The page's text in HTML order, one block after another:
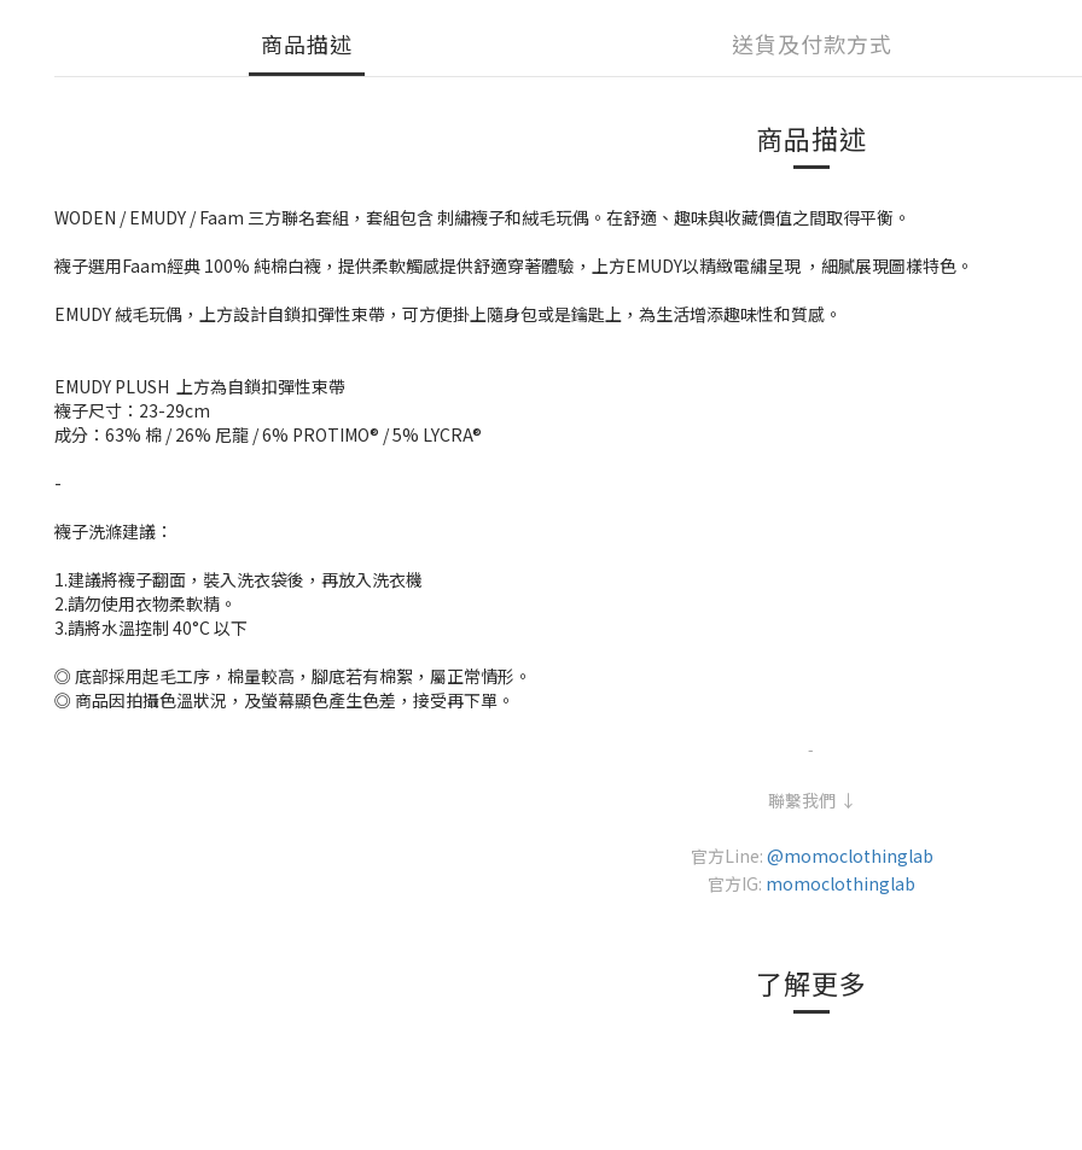
商品描述 送貨及付款方式
商品描述
WODEN / EMUDY / Faam 三方聯名套組，套組包含 刺繡襪子和絨毛玩偶。在舒適、趣味與收藏價值之間取得平衡。
襪子選用Faam經典 100% 純棉白襪，提供柔軟觸感提供舒適穿著體驗，上方EMUDY以精緻電繡呈現 ，細膩展現圖樣特色。
EMUDY 絨毛玩偶，上方設計自鎖扣彈性束帶，可方便掛上隨身包或是鑰匙上，為生活增添趣味性和質感。
EMUDY PLUSH 上方為自鎖扣彈性束帶
襪子尺寸：23-29cm
成分：63% 棉 / 26% 尼龍 / 6% PROTIMO® / 5% LYCRA®
-
襪子洗滌建議：
1.建議將襪子翻面，裝入洗衣袋後，再放入洗衣機
2.請勿使用衣物柔軟精。
3.請將水溫控制 40°C 以下
◎ 底部採用起毛工序，棉量較高，腳底若有棉絮，屬正常情形。
◎ 商品因拍攝色溫狀況，及螢幕顯色產生色差，接受再下單。
-
聯繫我們 ↓
官方Line: @momoclothinglab
官方IG: momoclothinglab
了解更多